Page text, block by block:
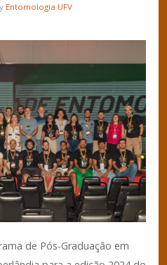
Entomologia UFV
de Pós-Graduação em